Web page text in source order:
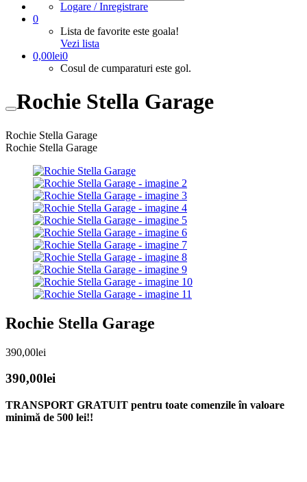
Logare / Inregistrare
0
Lista de favorite este goala!
Vezi lista
0,00lei0
Cosul de cumparaturi este gol.
Rochie Stella Garage
Rochie Stella Garage
Rochie Stella Garage
Rochie Stella Garage
390,00lei
390,00lei
TRANSPORT GRATUIT pentru toate comenzile în valoare
minimă de 500 lei!!